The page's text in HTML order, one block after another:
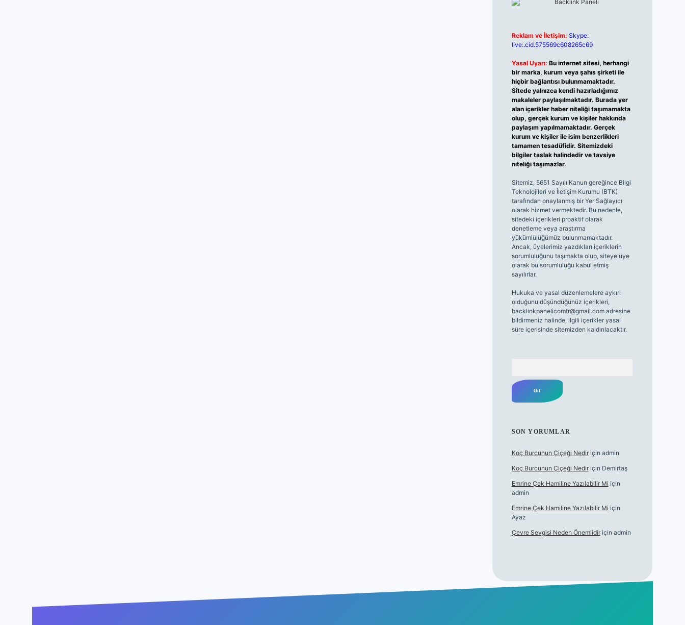
Reklam ve İletişim: Skype:
live:.cid.575569c608265c69
Yasal Uyarı: Bu internet sitesi, herhangi
bir marka, kurum veya şahıs şirketi ile
hiçbir bağlantısı bulunmamaktadır.
Sitede yalnızca kendi hazırladığımız
makaleler paylaşılmaktadır. Burada yer
alan içerikler haber niteliği taşımamakta
olup, gerçek kurum ve kişiler hakkında
paylaşım yapılmamaktadır. Gerçek
kurum ve kişiler ile isim benzerlikleri
tamamen tesadüfidir. Sitemizdeki
bilgiler taslak halindedir ve tavsiye
niteliği taşımazlar.
Sitemiz, 5651 Sayılı Kanun gereğince Bilgi
Teknolojileri ve İletişim Kurumu (BTK)
tarafından onaylanmış bir Yer Sağlayıcı
olarak hizmet vermektedir. Bu nedenle,
sitedeki içerikleri proaktif olarak
denetleme veya araştırma
yükümlülüğümüz bulunmamaktadır.
Ancak, üyelerimiz yazdıkları içeriklerin
sorumluluğunu taşımakta olup, siteye üye
olarak bu sorumluluğu kabul etmiş
sayılırlar.
Hukuka ve yasal düzenlemelere aykırı
olduğunu düşündüğünüz içerikleri,
backlinkpanelicomtr@gmail.comadresine
bildirmeniz halinde, ilgili içerikler yasal
süre içerisinde sitemizden kaldırılacaktır.
SON YORUMLAR
Koç Burcunun Çiçeği Nediriçin admin
Koç Burcunun Çiçeği Nediriçin Demirtaş
Emrine Çek Hamiline Yazılabilir Mi için
admin
Emrine Çek Hamiline Yazılabilir Mi için
Ayaz
Çevre Sevgisi Neden Önemlidiriçin admin